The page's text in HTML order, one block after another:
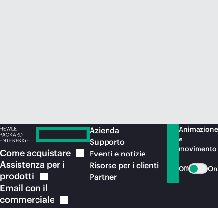
Comeacquistare
Assistenza per i
prodotti
Email con il
commerciale
Azienda
Supporto
Eventi e notizie
Risorse per i clienti
Partner
Animazione
e
movimento
Off On